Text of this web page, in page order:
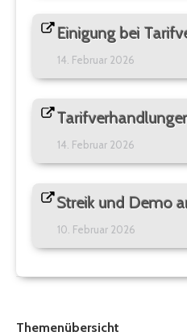
Einigung bei
14. Februar 2026
14. Februar 2026
Streik und Demo
10. Februar 2026
Themenübersicht